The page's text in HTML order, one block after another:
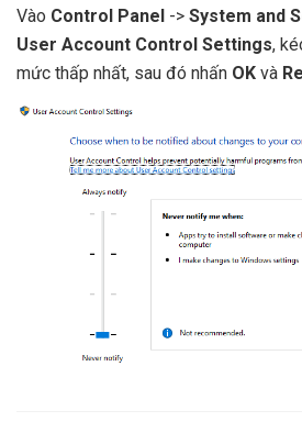
Vào Control Panel -> System and
User Account Control Settings,
mức thấp nhất, sau đó nhấn OK và